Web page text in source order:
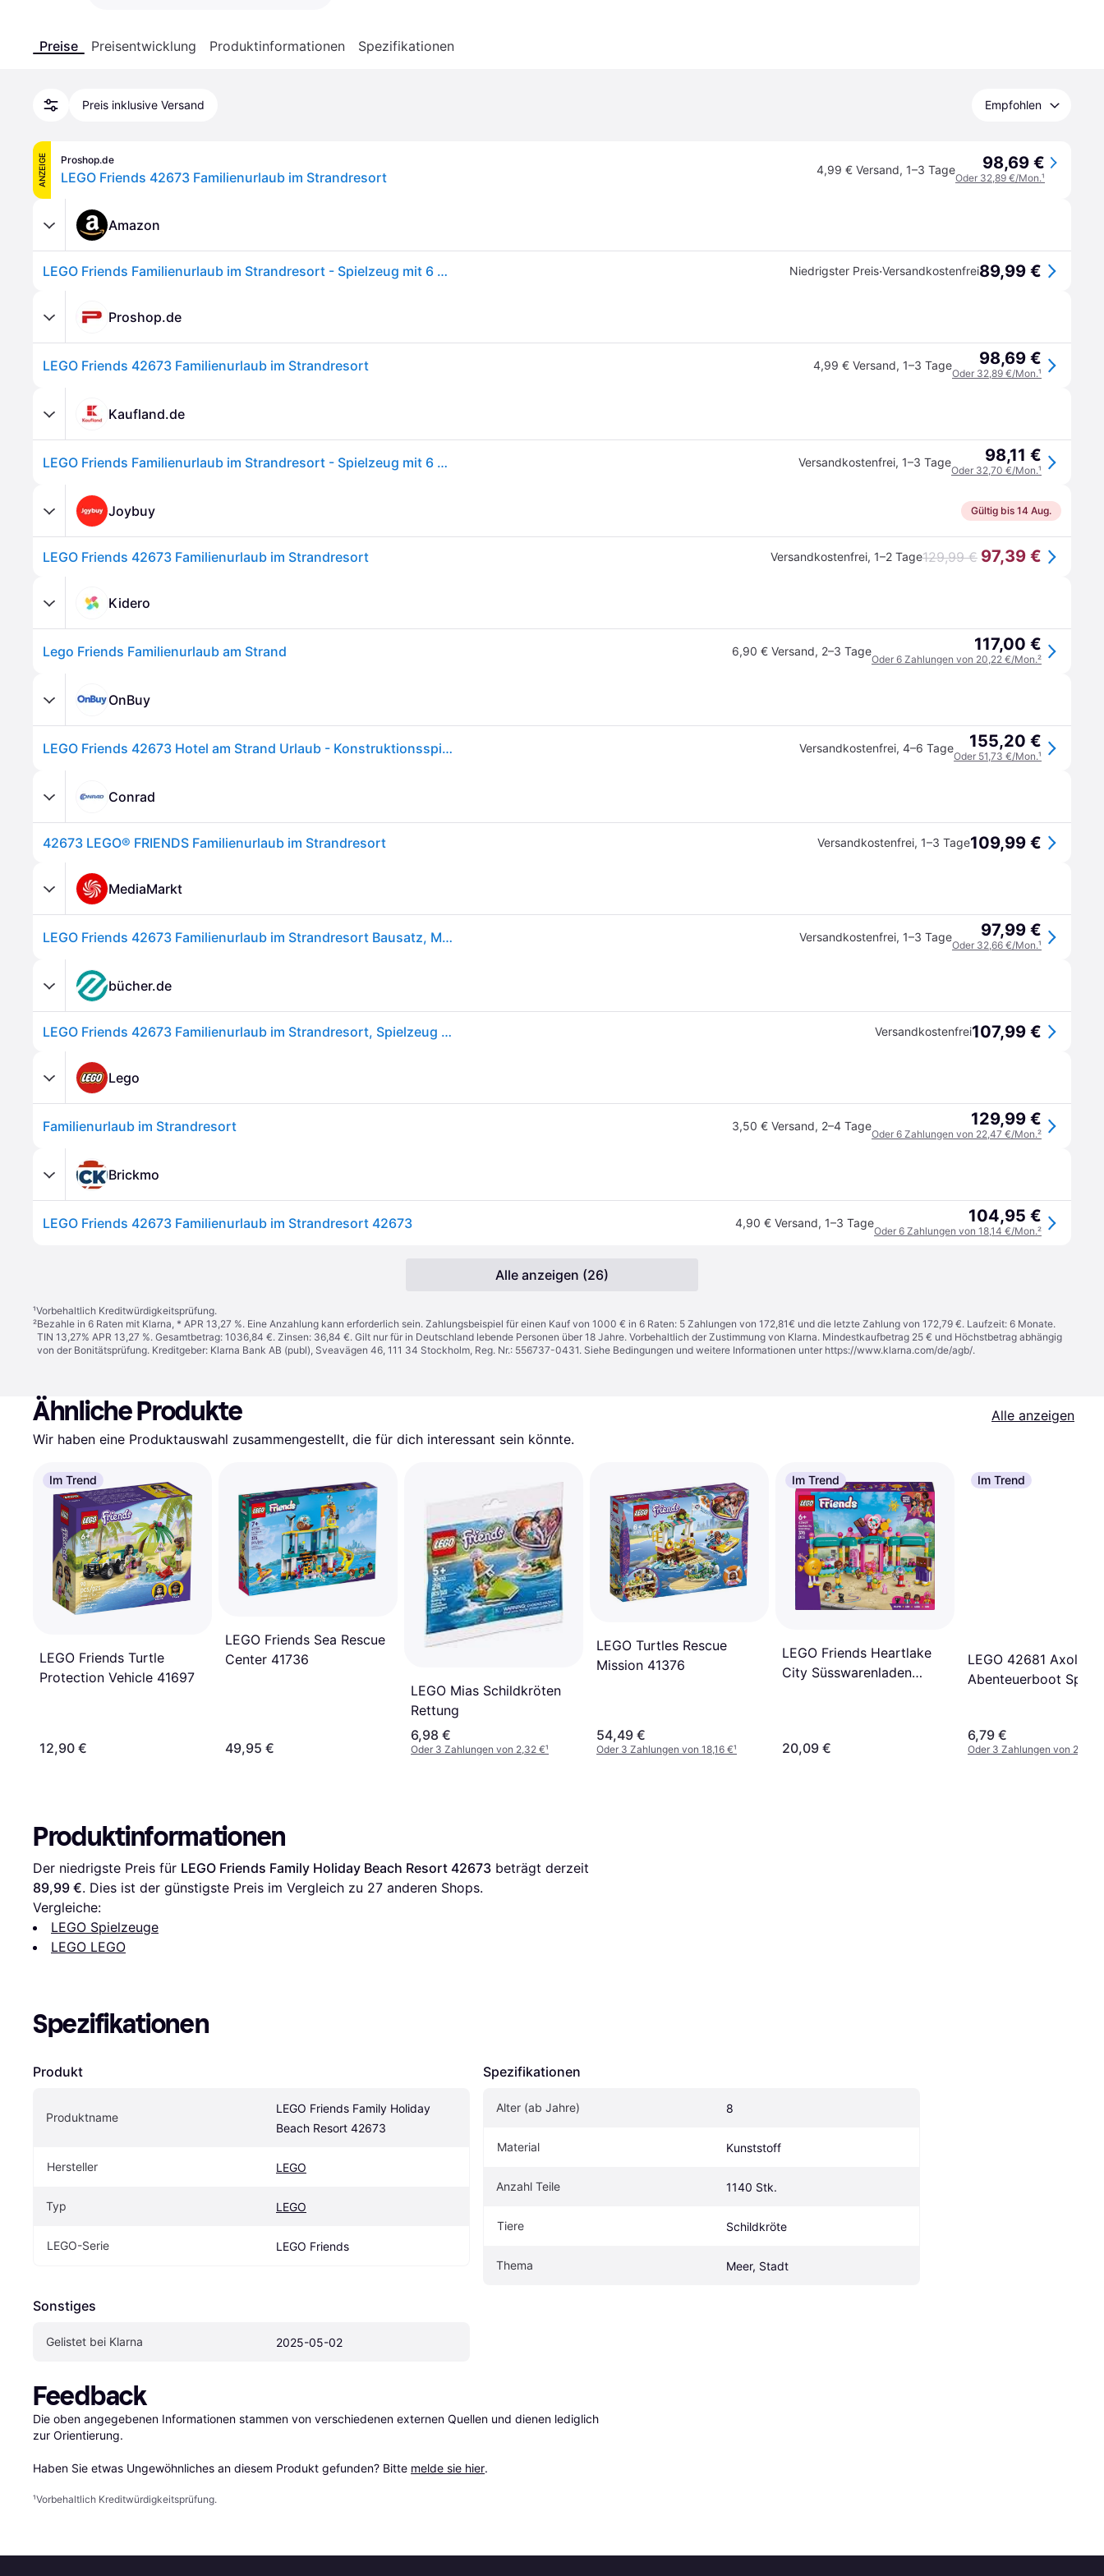
Preise Preisentwicklung Produktinformationen Spezifikationen
Preis inklusive Versand Empfohlen
ANZEIGE Proshop.de
LEGO Friends 42673 Familienurlaub im Strandresort 4,99 € Versand, 1–3 Tage 98,69 €
Oder 32,89 €/Mon.¹
Amazon
LEGO Friends Familienurlaub im Strandresort - Spielzeug mit 6 Mini-Puppen, Schildkröten- und Delfinfiguren, Eisdiele und Zubehör - Kinder Geschenk für Mädchen ab 8 Jahren - 42673 Niedrigster Preis·Versandkostenfrei89,99 €
Proshop.de
LEGO Friends 42673 Familienurlaub im Strandresort 4,99 € Versand, 1–3 Tage 98,69 €
Oder 32,89 €/Mon.¹
Kaufland.de
LEGO Friends Familienurlaub im Strandresort - Spielzeug mit 6 Mini-Puppen, Schildkröte & Delfin Tierfigur, Eisstand und Zubehör - Kreatives Geschenk zum Geburtstag für Mädchen ab 8 Jahren - 42673 Versandkostenfrei, 1–3 Tage 98,11 €
Oder 32,70 €/Mon.¹
Joybuy Gültig bis 14 Aug.
LEGO Friends 42673 Familienurlaub im Strandresort Versandkostenfrei, 1–2 Tage129,99 € 97,39 €
Kidero
Lego Friends Familienurlaub am Strand 6,90 € Versand, 2–3 Tage 117,00 €
Oder 6 Zahlungen von 20,22 €/Mon.²
OnBuy
LEGO Friends 42673 Hotel am Strand Urlaub - Konstruktionsspielzeug ab 8 Jahren Versandkostenfrei, 4–6 Tage 155,20 €
Oder 51,73 €/Mon.¹
Conrad
42673 LEGO® FRIENDS Familienurlaub im Strandresort Versandkostenfrei, 1–3 Tage109,99 €
MediaMarkt
LEGO Friends 42673 Familienurlaub im Strandresort Bausatz, Mehrfarbig Versandkostenfrei, 1–3 Tage 97,99 €
Oder 32,66 €/Mon.¹
bücher.de
LEGO Friends 42673 Familienurlaub im Strandresort, Spielzeug Figuren Set Versandkostenfrei107,99 €
Lego
Familienurlaub im Strandresort 3,50 € Versand, 2–4 Tage 129,99 €
Oder 6 Zahlungen von 22,47 €/Mon.²
Brickmo
LEGO Friends 42673 Familienurlaub im Strandresort 42673 4,90 € Versand, 1–3 Tage 104,95 €
Oder 6 Zahlungen von 18,14 €/Mon.²
Alle anzeigen (26)
¹Vorbehaltlich Kreditwürdigkeitsprüfung.
²Bezahle in 6 Raten mit Klarna, * APR 13,27 %. Eine Anzahlung kann erforderlich sein. Zahlungsbeispiel für einen Kauf von 1000 € in 6 Raten: 5 Zahlungen von 172,81€ und die letzte Zahlung von 172,79 €. Laufzeit: 6 Monate.
TIN 13,27% APR 13,27 %. Gesamtbetrag: 1036,84 €. Zinsen: 36,84 €. Gilt nur für in Deutschland lebende Personen über 18 Jahre. Vorbehaltlich der Zustimmung von Klarna. Mindestkaufbetrag 25 € und Höchstbetrag abhängig
von der Bonitätsprüfung. Kreditgeber: Klarna Bank AB (publ), Sveavägen 46, 111 34 Stockholm, Reg. Nr.: 556737-0431. Siehe Bedingungen und weitere Informationen unter https://www.klarna.com/de/agb/.
Ähnliche Produkte
Alle anzeigen
Wir haben eine Produktauswahl zusammengestellt, die für dich interessant sein könnte.
Im Trend
LEGO Friends Turtle
Protection Vehicle 41697
12,90 €
LEGO Friends Sea Rescue
Center 41736
49,95 €
LEGO Mias Schildkröten
Rettung
6,98 €
Oder 3 Zahlungen von 2,32 €¹
LEGO Turtles Rescue
Mission 41376
54,49 €
Oder 3 Zahlungen von 18,16 €¹
Im Trend
LEGO Friends Heartlake
City Süsswarenladen
20,09 €
Im Trend
LEGO 42681 Axolotl
Abenteuerboot
6,79 €
Oder 3 Zahlungen von 2,26 €
Produktinformationen
Der niedrigste Preis für LEGO Friends Family Holiday Beach Resort 42673
89,99 €. Dies ist der günstigste Preis im Vergleich zu 27 anderen Shops.
Vergleiche:
LEGO Spielzeuge
LEGO LEGO
Spezifikationen
Produkt
Produktname
LEGO Friends Family Holiday
Beach Resort 42673
Hersteller LEGO
Typ LEGO
LEGO-Serie LEGO Friends
Sonstiges
Gelistet bei Klarna 2025-05-02
Spezifikationen
Alter (ab Jahre) 8
Material Kunststoff
Anzahl Teile 1140 Stk.
Tiere Schildkröte
Thema Meer, Stadt
Feedback
Die oben angegebenen Informationen stammen von verschiedenen externen Quellen und dienen lediglich
zur Orientierung.
Haben Sie etwas Ungewöhnliches an diesem Produkt gefunden? Bitte melde sie hier.
¹Vorbehaltlich Kreditwürdigkeitsprüfung.